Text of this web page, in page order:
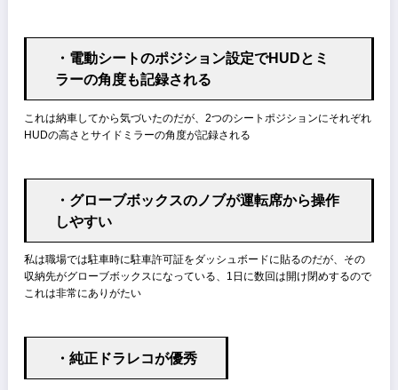
個人的に気に入ったポイ
ント
此処までは他のMAZDA3レビューを見れば分かりそうな部分だろう
なのでここから先は素人の筆者が個人的に気づいた部分を書いていこ
と思う
・オルガン式アクセルペダル
狙った速度を一発で出す事ができるペダルで、一度踏み込んだ後に踏
増しや踏み戻しの操作が発生しづらいのでストレスフリー